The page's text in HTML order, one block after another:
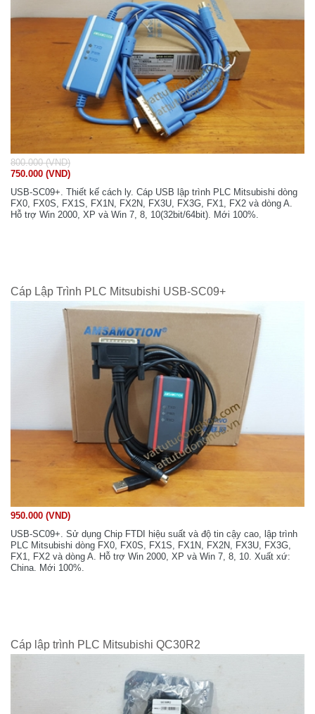
800.000 (VND)
750.000 (VND)
USB-SC09+. Thiết kế cách ly. Cáp USB lập trình PLC Mitsubishi dòng
FX0, FX0S, FX1S, FX1N, FX2N, FX3U, FX3G, FX1, FX2 và dòng A.
Hỗ trợ Win 2000, XP và Win 7, 8, 10(32bit/64bit). Mới 100%.
Cáp Lập Trình PLC Mitsubishi USB-SC09+
950.000 (VND)
USB-SC09+. Sử dụng Chip FTDI hiệu suất và độ tin cậy cao, lập trình
PLC Mitsubishi dòng FX0, FX0S, FX1S, FX1N, FX2N, FX3U, FX3G,
FX1, FX2 và dòng A. Hỗ trợ Win 2000, XP và Win 7, 8, 10. Xuất xứ:
China. Mới 100%.
Cáp lập trình PLC Mitsubishi QC30R2